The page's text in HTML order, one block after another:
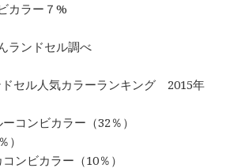
カラー７%
ランドセル調べ
セル人気カラーランキング 2015年
コンビカラー（32％）
）
ンビカラー（10％）